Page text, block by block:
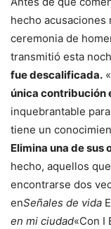
hecho acusaciones
ceremonia de
transmitió esta
fue descalificada. «
única contribución
inquebrantable
tiene un
Elimina una de
hecho, aquellos
encontrarse dos
enSeñales de vida
en mi ciudad«Con I